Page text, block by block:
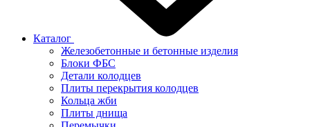
Каталог
Железобетонные и бетонные изделия
Блоки ФБС
Детали колодцев
Плиты перекрытия колодцев
Кольца жби
Плиты днища